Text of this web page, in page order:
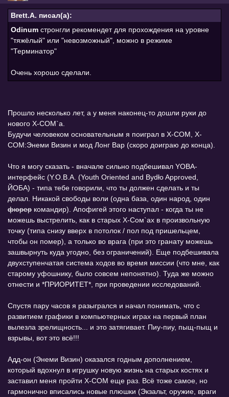
Brett.A. писал(а):
Odinum стронгли рекомендет для прохождения на уровне
"тяжёлый" или "невозможный", можно в режиме
"Терминатор"
Очень хорошо сделали.
Прошло несколько лет, а у меня наконец-то дошли руки до
нового Х-СОМ`а.
Будучи человеком основательным я поиграл в Х-СОМ, Х-
СОМ:Энеми Визин и мод Лонг Вар (скоро доиграю до конца).
Что я могу сказать - вначале сильно подбешивал YOBA-
интерфейс (Y.O.B.A. (Youth Oriented and Bydło Approved,
ЙОБА) - типа тебе говорили, что ты должен сделать и ты
делал. Никакой свободы воли (одна база, один народ, один
фюрер командир). Апофигей этого наступал - когда ты не
можешь выстрелить, как в старых Х-Сом`ах в произвольную
точку (типа снизу вверх в потолок / пол под пришельцем,
чтобы он помер), а только во врага (при это гранату можешь
зашвырнуть куда угодно, без ограничений). Еще подбешивала
двухступенчатая система ходов во время миссии (что мне, как
старому уфошнику, было совсем непонятно). Туда же можно
отнести и *ПРИОРИТЕТ*, при проведении исследований.
Спустя пару часов я разыгрался и начал понимать, что с
развитием графики в компьютерных играх на первый план
вылезла зрелищность... и это затягивает. Пиу-пиу, пыщ-пыщ и
взрывы, вот это всё!!!
Адд-он (Энеми Визин) оказался годным дополнением,
который вдохнул в игрушку новую жизнь на старых костях и
заставил меня пройти Х-СОМ еще раз. Всё тоже самое, но
гармонично вписались новые плюшки (Экзальт, оружие, враги